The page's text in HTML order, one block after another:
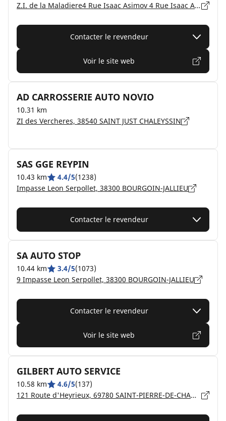
Z.I. de la Maladiere4 Rue Isaac Asimov 4 Rue Isaac Asimov, 38300 BOURGOIN-JALLIEU
Contacter le revendeur
Voir le site web
AD CARROSSERIE AUTO NOVIO
10.31 km
ZI des Vercheres, 38540 SAINT JUST CHALEYSSIN
SAS GGE REYPIN
10.43 km 4.4/5(1238)
Impasse Leon Serpollet, 38300 BOURGOIN-JALLIEU
Contacter le revendeur
SA AUTO STOP
10.44 km 3.4/5(1073)
9 Impasse Leon Serpollet, 38300 BOURGOIN-JALLIEU
Contacter le revendeur
Voir le site web
GILBERT AUTO SERVICE
10.58 km 4.6/5(137)
121 Route d'Heyrieux, 69780 SAINT-PIERRE-DE-CHANDIEU